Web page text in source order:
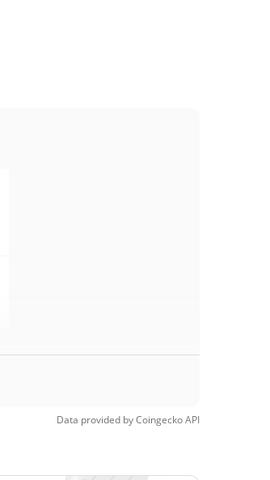
Data provided byCoingeckoAPI